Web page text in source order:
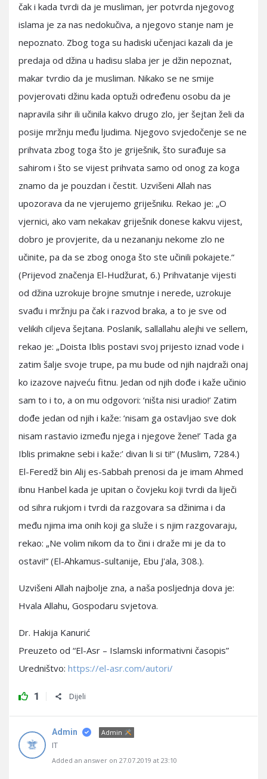
čak i kada tvrdi da je musliman, jer potvrda njegovog
islama je za nas nedokučiva, a njegovo stanje nam je
nepoznato. Zbog toga su hadiski učenjaci kazali da je
predaja od džina u hadisu slaba jer je džin nepoznat,
makar tvrdio da je musliman. Nikako se ne smije
povjerovati džinu kada optuži određenu osobu da je
napravila sihr ili učinila kakvo drugo zlo, jer šejtan želi da
posije mržnju među ljudima. Njegovo svjedočenje se ne
prihvata zbog toga što je griješnik, što surađuje sa
sahirom i što se vijest prihvata samo od onog za koga
znamo da je pouzdan i čestit. Uzvišeni Allah nas
upozorava da ne vjerujemo griješniku. Rekao je: „O
vjernici, ako vam nekakav griješnik donese kakvu vijest,
dobro je provjerite, da u nezananju nekome zlo ne
učinite, pa da se zbog onoga što ste učinili pokajete.“
(Prijevod značenja El-Hudžurat, 6.) Prihvatanje vijesti
od džina uzrokuje brojne smutnje i nerede, uzrokuje
svađu i mržnju pa čak i razvod braka, a to je sve od
velikih ciljeva šejtana. Poslanik, sallallahu alejhi ve sellem,
rekao je: „Doista Iblis postavi svoj prijesto iznad vode i
zatim šalje svoje trupe, pa mu bude od njih najdraži onaj
ko izazove najveću fitnu. Jedan od njih dođe i kaže učinio
sam to i to, a on mu odgovori: ‘ništa nisi uradio!’ Zatim
dođe jedan od njih i kaže: ‘nisam ga ostavljao sve dok
nisam rastavio između njega i njegove žene!’ Tada ga
Iblis primakne sebi i kaže:’ divan li si ti!“ (Muslim, 7284.)
El-Feredž bin Alij es-Sabbah prenosi da je imam Ahmed
ibnu Hanbel kada je upitan o čovjeku koji tvrdi da liječi
od sihra rukjom i tvrdi da razgovara sa džinima i da
među njima ima onih koji ga služe i s njim razgovaraju,
rekao: „Ne volim nikom da to čini i draže mi je da to
ostavi!“ (El-Ahkamus-sultanije, Ebu J'ala, 308.).
Uzvišeni Allah najbolje zna, a naša posljednja dova je:
Hvala Allahu, Gospodaru svjetova.
Dr. Hakija Kanurić
Preuzeto od “El-Asr – Islamski informativni časopis”
Uredništvo: https://el-asr.com/autori/
1 Dijeli
Admin Admin
IT
Added an answer on 27.07.2019 at 23:10